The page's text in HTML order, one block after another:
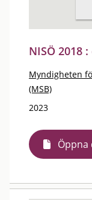
NISÖ 2018
Myndigheten
(MSB)
2023